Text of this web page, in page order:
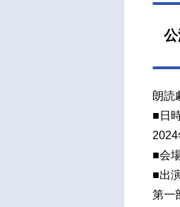
朗読
■日
■会
■出
第一